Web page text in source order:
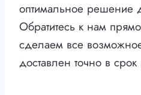
оптимальное решение
Обратитесь к нам
сделаем все
доставлен точно в